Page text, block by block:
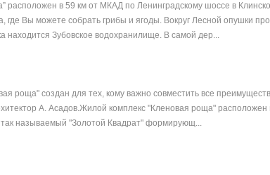
расположен в 59 км от МКАД по Ленинградскому шоссе в
где Вы можете собрать грибы и ягоды. Вокруг Лесной опушки
находится Зубовское водохранилище. В самой дер...
роща" создан для тех, кому важно совместить все
А. Асадов.Жилой комплекс "Кленовая роща"
так называемый "Золотой Квадрат" формирующ...